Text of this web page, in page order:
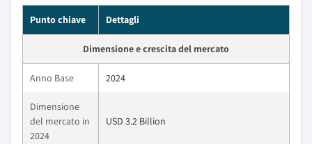
Punto chiave Dettagli
Dimensione e crescita del mercato
Anno Base 2024
Dimensione
del mercato in
2024
USD 3.2 Billion